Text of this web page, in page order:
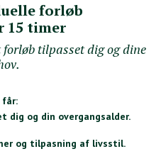
forløb
15 timer
tilpasset dig og dine
får:
og din overgangsalder.
og tilpasning af livsstil.